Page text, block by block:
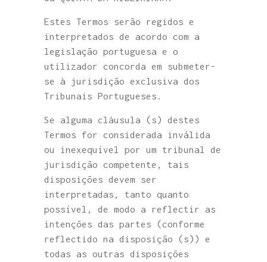
Estes Termos serão regidos e
interpretados de acordo com a
legislação portuguesa e o
utilizador concorda em submeter-
se à jurisdição exclusiva dos
Tribunais Portugueses.
Se alguma cláusula (s) destes
Termos for considerada inválida
ou inexequível por um tribunal de
jurisdição competente, tais
disposições devem ser
interpretadas, tanto quanto
possível, de modo a reflectir as
intenções das partes (conforme
reflectido na disposição (s)) e
todas as outras disposições